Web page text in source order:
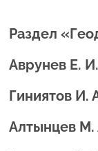
Раздел
Аврунев Е. И.
Гиниятов И.
Алтынцев М.